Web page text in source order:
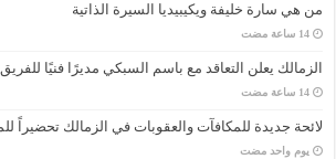
من هي سارة خليفة ويكيبيديا السيرة الذاتية
‏14 ساعة مضت
الزمالك يعلن التعاقد مع باسم السبكي مديرًا فنيًا للفريق
‏14 ساعة مضت
لائحة جديدة للمكافآت والعقوبات في الزمالك تحضيراً
‏يوم واحد مضت